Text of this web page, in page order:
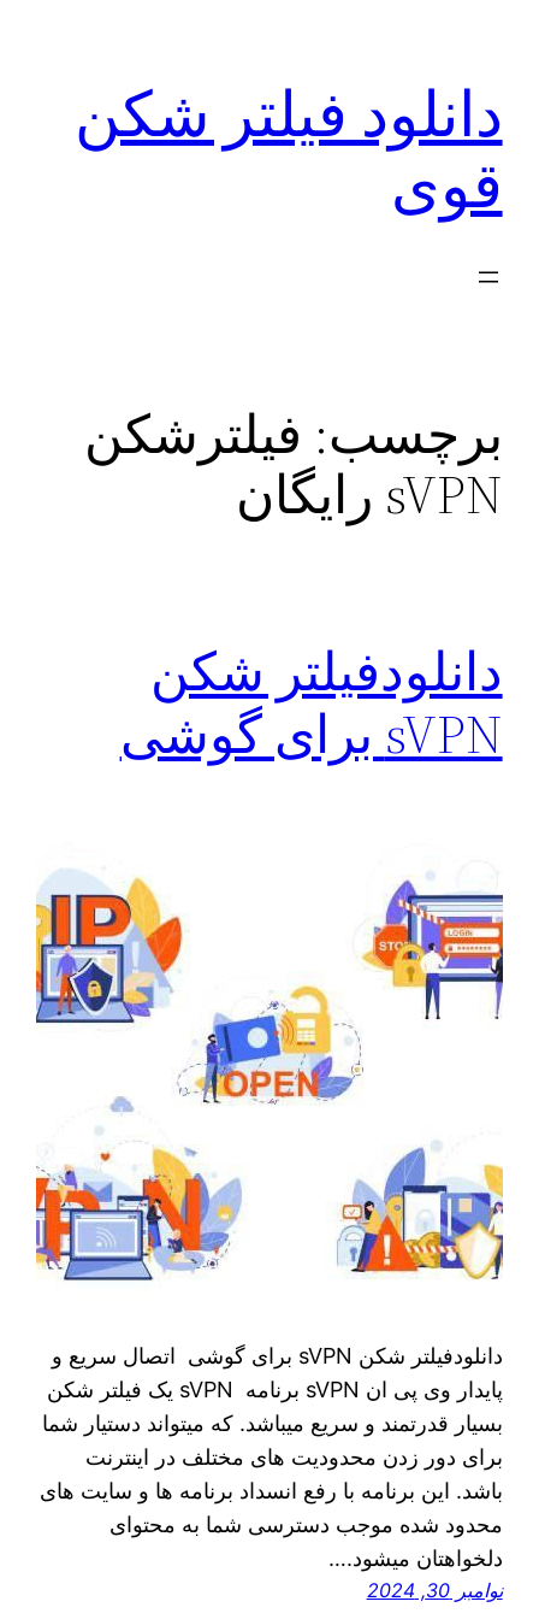
دانلود فیلتر شکن
قوی
برچسب: فیلترشکن
sVPN رایگان
دانلودفیلتر شکن
sVPN برای گوشی
دانلودفیلتر شکن sVPN برای گوشی اتصال سریع و
پایدار وی پی ان sVPN برنامه sVPN یک فیلتر شکن
بسیار قدرتمند و سریع میباشد. که میتواند دستیار شما
برای دور زدن محدودیت های مختلف در اینترنت
باشد. این برنامه با رفع انسداد برنامه ها و سایت های
محدود شده موجب دسترسی شما به محتوای
دلخواهتان میشود.…
نوامبر 30, 2024